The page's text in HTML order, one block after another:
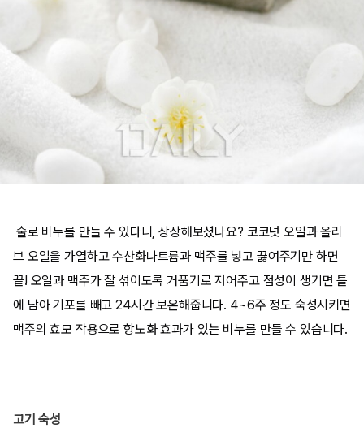
술로 비누를 만들 수 있다니, 상상해보셨나요? 코코넛 오일과 올리
브 오일을 가열하고 수산화나트륨과 맥주를 넣고 끓여주기만 하면
끝! 오일과 맥주가 잘 섞이도록 거품기로 저어주고 점성이 생기면 틀
에 담아 기포를 빼고 24시간 보온해줍니다. 4~6주 정도 숙성시키면
맥주의 효모 작용으로 항노화 효과가 있는 비누를 만들 수 있습니다.
고기 숙성